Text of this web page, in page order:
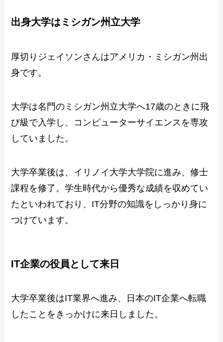
出身大学はミシガン州立大学
厚切りジェイソンさんはアメリカ・ミシガン州出
身です。
大学は名門のミシガン州立大学へ17歳のときに飛
び級で入学し、コンピューターサイエンスを専攻
していました。
大学卒業後は、イリノイ大学大学院に進み、修士
課程を修了。学生時代から優秀な成績を収めてい
たといわれており、IT分野の知識をしっかり身に
つけています。
IT企業の役員として来日
大学卒業後はIT業界へ進み、日本のIT企業へ転職
したことをきっかけに来日しました。